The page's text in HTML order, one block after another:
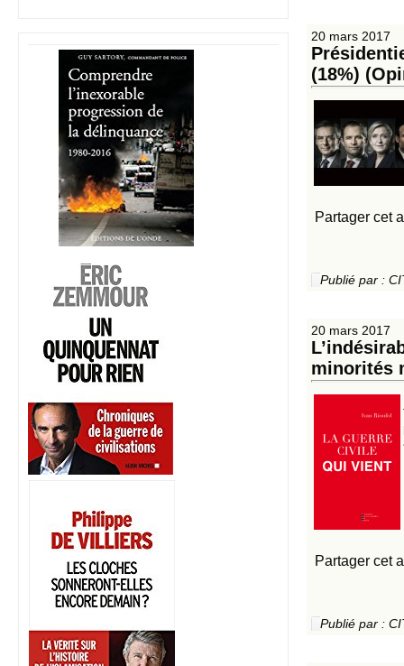
20 mars 2017
(18%)
Partager cet
Publié par :
20 mars 2017
minorités
Partager cet
Publié par :